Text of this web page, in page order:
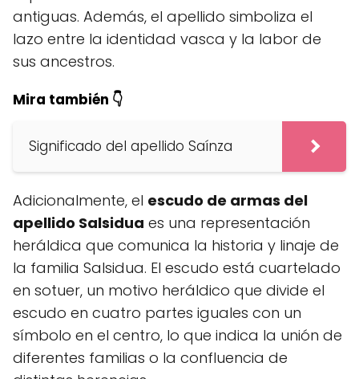
antiguas. Además, el apellido simboliza el
lazo entre la identidad vasca y la labor de
sus ancestros.
Mira también 👇
Significado del apellido Saínza
Adicionalmente, el escudo de armas del
apellido Salsidua es una representación
heráldica que comunica la historia y linaje de
la familia Salsidua. El escudo está cuartelado
en sotuer, un motivo heráldico que divide el
escudo en cuatro partes iguales con un
símbolo en el centro, lo que indica la unión de
diferentes familias o la confluencia de